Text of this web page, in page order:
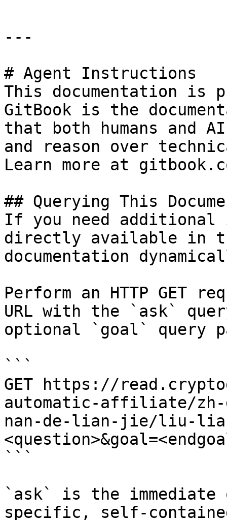
---
# Agent Instructions
This documentation is
GitBook is the
that both humans and
and reason over
Learn more at
## Querying This
If you need
directly available in
documentation
Perform an HTTP GET
URL with the `ask`
optional `goal` query
```
GET https://
automatic-affiliate/zh-
nan-de-lian-jie/liu-
```
`ask` is the
specific, self-